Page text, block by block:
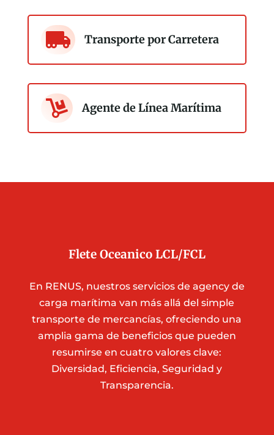
 Transporte por Carretera
 Agente de Línea Marítima
Flete Oceanico LCL/FCL
En RENUS, nuestros servicios de agency de
carga marítima van más allá del simple
transporte de mercancías, ofreciendo una
amplia gama de beneficios que pueden
resumirse en cuatro valores clave:
Diversidad, Eficiencia, Seguridad y
Transparencia.